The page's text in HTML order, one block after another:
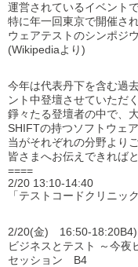
運営されているイベントで
特に年一回東京で開催さ
ウェアテストのシンポジ
(Wikipediaより)
今年は代表丹下を含む過
ント中登壇させていただ
錚々たる登壇者の中で、
SHIFTの持つソフトウェ
当がそれぞれの分野より
皆さまへお伝えできれば
====
2/20 13:10-14:40
「テストコードクリニ
2/20(金) 16:50-18:20B4)
ビジネスとテスト ～今夜
セッション B4